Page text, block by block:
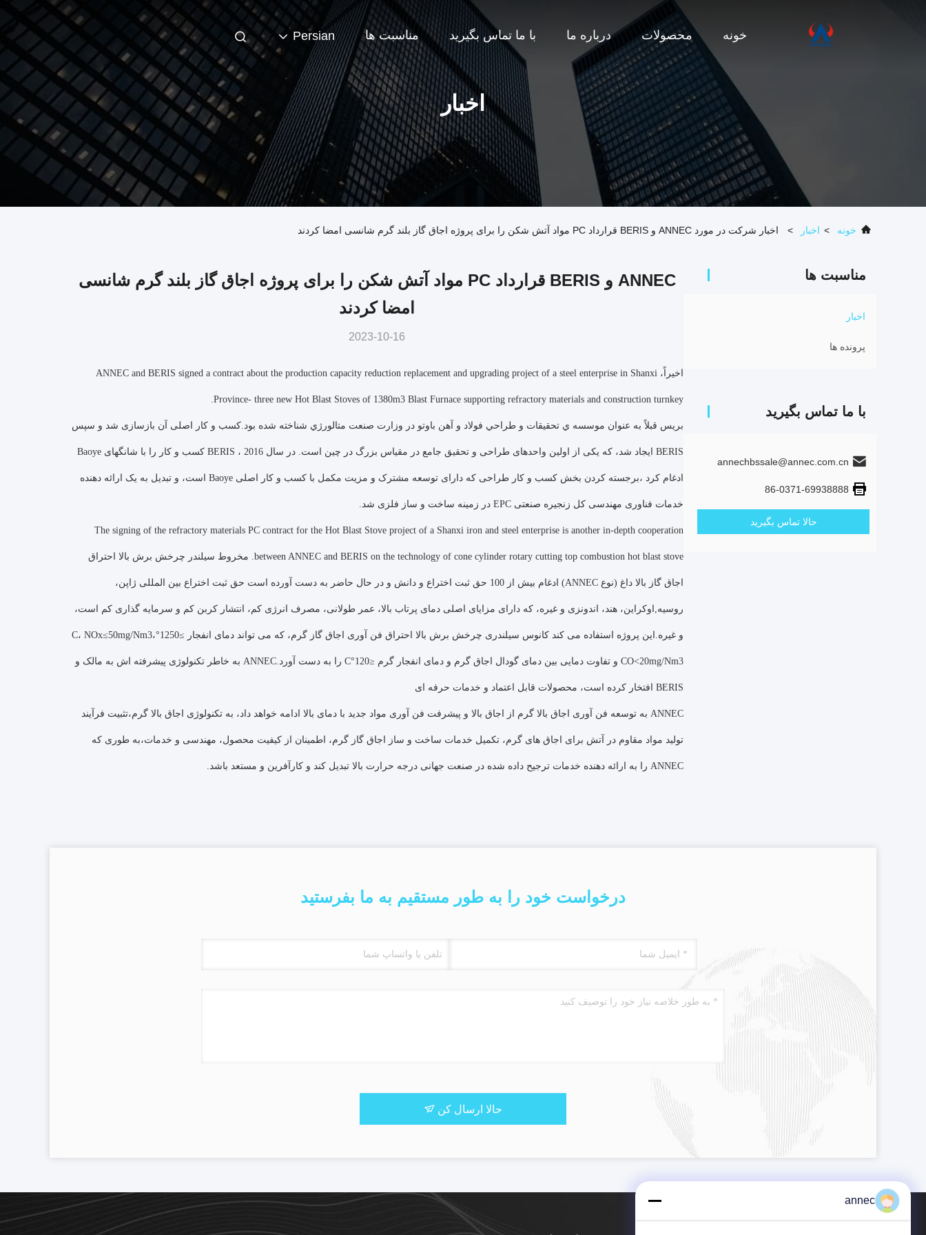
خونه محصولات درباره ما با ما تماس بگیرید مناسبت ها Persian
اخبار
خونه > اخبار > اخبار شرکت در مورد ANNEC و BERIS قرارداد PC مواد آتش شکن را برای پروژه اجاق گاز بلند گرم شانسی امضا کردند
مناسبت ها
اخبار
پرونده ها
با ما تماس بگیرید
annechbssale@annec.com.cn
86-0371-69938888
حالا تماس بگیرید
ANNEC و BERIS قرارداد PC مواد آتش شکن را برای پروژه اجاق گاز بلند گرم شانسی
امضا کردند
2023-10-16
اخیراً، ANNEC and BERIS signed a contract about the production capacity reduction replacement and upgrading project of a steel enterprise in Shanxi
Province- three new Hot Blast Stoves of 1380m3 Blast Furnace supporting refractory materials and construction turnkey.
بريس قبلاً به عنوان موسسه ي تحقيقات و طراحي فولاد و آهن باوتو در وزارت صنعت متالورژي شناخته شده بود.کسب و کار اصلی آن بازسازی شد و سپس
BERIS ایجاد شد، که یکی از اولین واحدهای طراحی و تحقیق جامع در مقیاس بزرگ در چین است. در سال 2016 ، BERIS کسب و کار را با شانگهای Baoye
ادغام کرد ،برجسته کردن بخش کسب و کار طراحی که دارای توسعه مشترک و مزیت مکمل با کسب و کار اصلی Baoye است، و تبدیل به یک ارائه دهنده
خدمات فناوری مهندسی کل زنجیره صنعتی EPC در زمینه ساخت و ساز فلزی شد.
The signing of the refractory materials PC contract for the Hot Blast Stove project of a Shanxi iron and steel enterprise is another in-depth cooperation
between ANNEC and BERIS on the technology of cone cylinder rotary cutting top combustion hot blast stove. مخروط سیلندر چرخش برش بالا احتراق
اجاق گاز بالا داغ (نوع ANNEC) ادغام بیش از 100 حق ثبت اختراع و دانش و در حال حاضر به دست آورده است حق ثبت اختراع بین المللی ژاپن،
روسیه,اوکراین، هند، اندونزی و غیره، که دارای مزایای اصلی دمای پرتاب بالا، عمر طولانی، مصرف انرژی کم، انتشار کربن کم و سرمایه گذاری کم است،
و غیره.این پروژه استفاده می کند کانوس سیلندری چرخش برش بالا احتراق فن آوری اجاق گاز گرم، که می تواند دمای انفجار ≥1250°C، NOx≤50mg/Nm3،
CO<20mg/Nm3 و تفاوت دمایی بین دمای گودال اجاق گرم و دمای انفجار گرم ≤120°C را به دست آورد.ANNEC به خاطر تکنولوژی پیشرفته اش به مالک و
BERIS افتخار کرده است، محصولات قابل اعتماد و خدمات حرفه ای
ANNEC به توسعه فن آوری اجاق بالا گرم از اجاق بالا و پیشرفت فن آوری مواد جدید با دمای بالا ادامه خواهد داد، به تکنولوژی اجاق بالا گرم،تثبیت فرآیند
تولید مواد مقاوم در آتش برای اجاق های گرم، تکمیل خدمات ساخت و ساز اجاق گاز گرم، اطمینان از کیفیت محصول، مهندسی و خدمات،به طوری که
ANNEC را به ارائه دهنده خدمات ترجیح داده شده در صنعت جهانی درجه حرارت بالا تبدیل کند و کارآفرین و مستعد باشد.
درخواست خود را به طور مستقیم به ما بفرستید
حالا ارسال کن
annec